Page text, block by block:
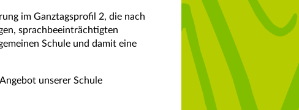
im Ganztagsprofil 2, die nach
sprachbeeinträchtigten
Schule und damit eine
unserer Schule